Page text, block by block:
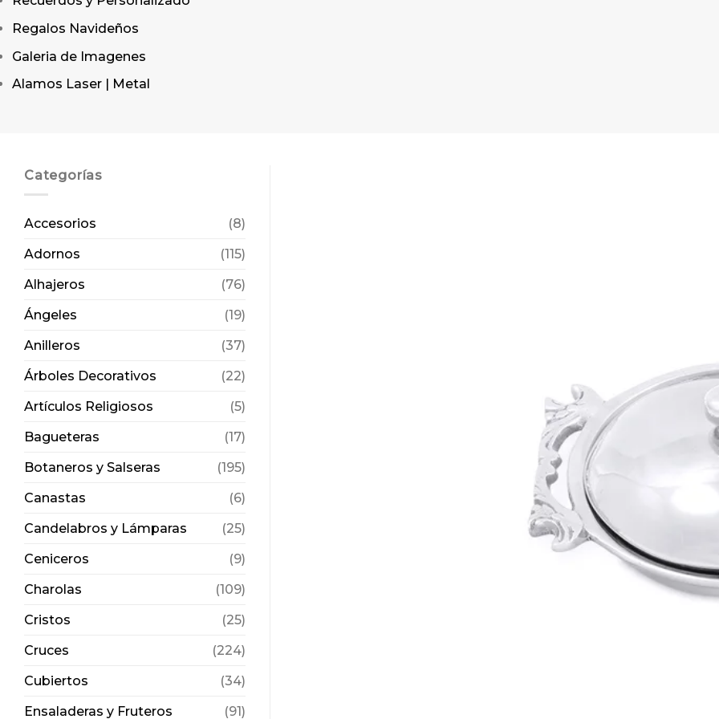
Regalos Navideños
Galeria de Imagenes
Alamos Laser | Metal
Categorías
Accesorios
(8)
Adornos
(115)
Alhajeros
(76)
Ángeles
(19)
Anilleros
(37)
Árboles Decorativos
(22)
Artículos Religiosos
(5)
Bagueteras
(17)
Botaneros y Salseras
(195)
Canastas
(6)
Candelabros y Lámparas
(25)
Ceniceros
(9)
Charolas
(109)
Cristos
(25)
Cruces
(224)
Cubiertos
(34)
Ensaladeras y Fruteros
(91)